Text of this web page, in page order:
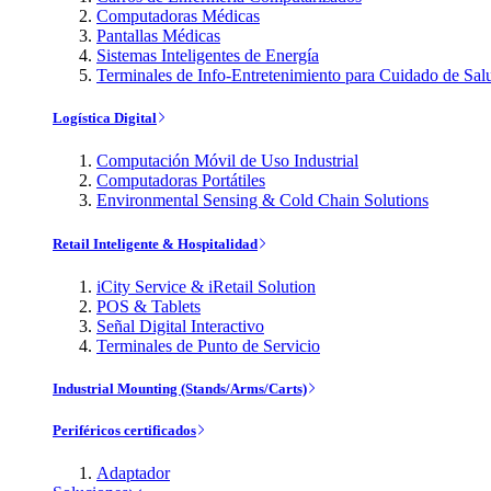
Computadoras Médicas
Pantallas Médicas
Sistemas Inteligentes de Energía
Terminales de Info-Entretenimiento para Cuidado de
Logística Digital
Computación Móvil de Uso Industrial
Computadoras Portátiles
Environmental Sensing & Cold Chain Solutions
Retail Inteligente & Hospitalidad
iCity Service & iRetail Solution
POS & Tablets
Señal Digital Interactivo
Terminales de Punto de Servicio
Industrial Mounting (Stands/Arms/Carts)
Periféricos certificados
Adaptador